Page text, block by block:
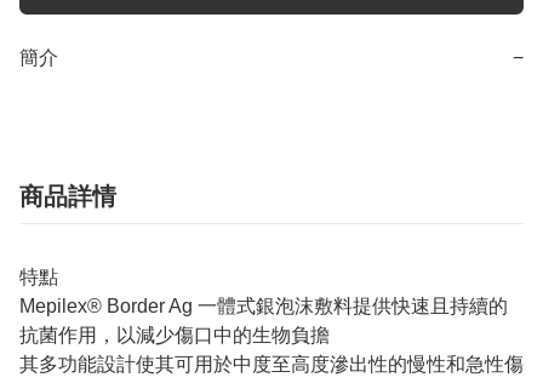
簡介 −
商品詳情
特點
Mepilex® Border Ag 一體式銀泡沫敷料提供快速且持續的
抗菌作用，以減少傷口中的生物負擔
其多功能設計使其可用於中度至高度滲出性的慢性和急性傷